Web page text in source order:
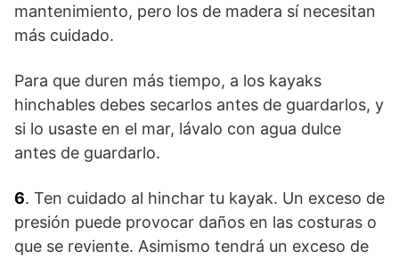
mantenimiento, pero los de madera sí necesitan
más cuidado.
Para que duren más tiempo, a los kayaks
hinchables debes secarlos antes de guardarlos, y
si lo usaste en el mar, lávalo con agua dulce
antes de guardarlo.
6. Ten cuidado al hinchar tu kayak. Un exceso de
presión puede provocar daños en las costuras o
que se reviente. Asimismo tendrá un exceso de